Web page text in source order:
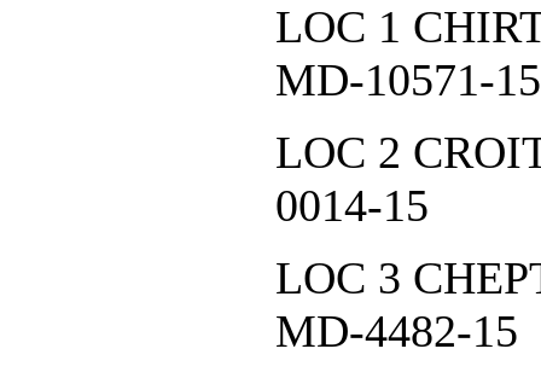
LOC 1
MD-10571-15
LOC 2
0014-15
LOC 3
MD-4482-15